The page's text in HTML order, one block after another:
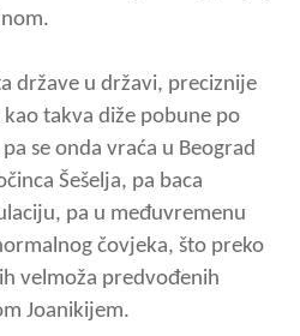
države u državi, preciznije
takva diže pobune po
se onda vraća u Beograd
Šešelja, pa baca
pa u međuvremenu
čovjeka, što preko
velmoža predvođenih
Joanikijem.